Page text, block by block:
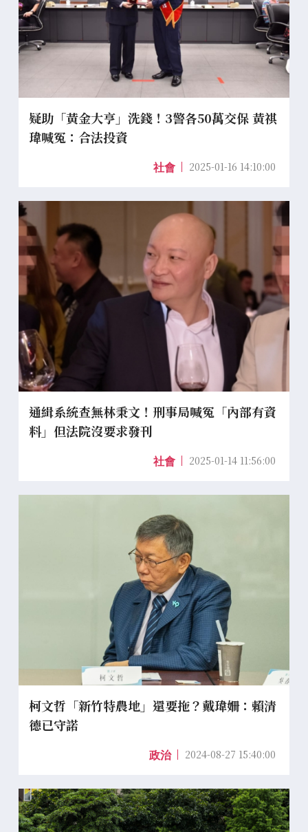
疑助「黃金大亨」洗錢！3警各50萬交保 黃祺
瑋喊冤：合法投資
社會 2025-01-16 14:10:00
通緝系統查無林秉文！刑事局喊冤「內部有資
料」但法院沒要求發刊
社會 2025-01-14 11:56:00
柯文哲「新竹特農地」還要拖？戴瑋姍：賴清
德已守諾
政治 2024-08-27 15:40:00